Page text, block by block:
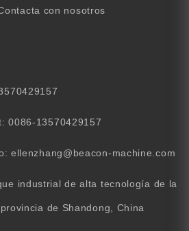
con nosotros
0086-13570429157
ellenzhang@beacon-machine.com
industrial de alta tecnología de la
de Shandong, China